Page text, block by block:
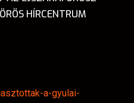
HÍRCENTRUM